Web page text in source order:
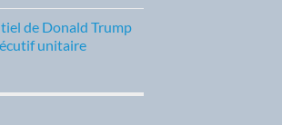
de Donald Trump
unitaire